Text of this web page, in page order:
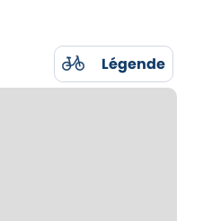
Légende